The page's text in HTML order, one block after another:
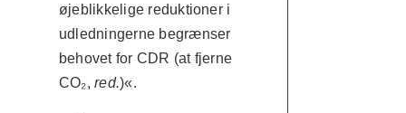
øjeblikkelige reduktioner i
udledningerne begrænser
behovet for CDR (at fjerne
CO₂,red.)«.